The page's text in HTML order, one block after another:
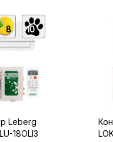
8 10
Leberg
18OLI3